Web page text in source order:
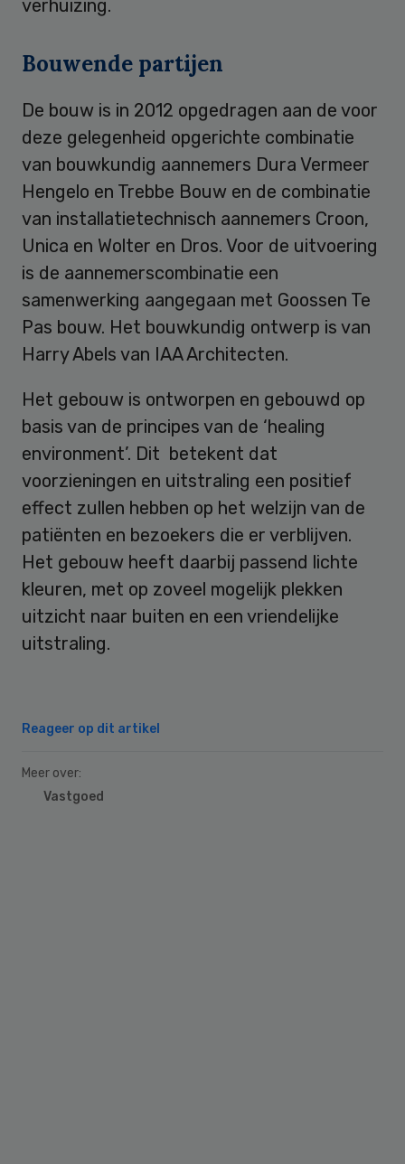
verhuizing.
Bouwende partijen
De bouw is in 2012 opgedragen aan de voor
deze gelegenheid opgerichte combinatie
van bouwkundig aannemers Dura Vermeer
Hengelo en Trebbe Bouw en de combinatie
van installatietechnisch aannemers Croon,
Unica en Wolter en Dros. Voor de uitvoering
is de aannemerscombinatie een
samenwerking aangegaan met Goossen Te
Pas bouw. Het bouwkundig ontwerp is van
Harry Abels van IAA Architecten.
Het gebouw is ontworpen en gebouwd op
basis van de principes van de ‘healing
environment’. Dit betekent dat
voorzieningen en uitstraling een positief
effect zullen hebben op het welzijn van de
patiënten en bezoekers die er verblijven.
Het gebouw heeft daarbij passend lichte
kleuren, met op zoveel mogelijk plekken
uitzicht naar buiten en een vriendelijke
uitstraling.
Reageer op dit artikel
Meer over:
Vastgoed